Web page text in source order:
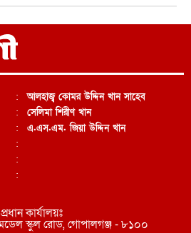
:
:
:
:
:
:
আলহাজ্ব কোমর উদ্দিন খান সাহেব
সেলিমা শিরীণ খান
এ.এস.এম. জিয়া উদ্দিন খান
প্রধান কার্যালয়ঃ
স্কুল রোড, গোপালগঞ্জ - ৮১০০